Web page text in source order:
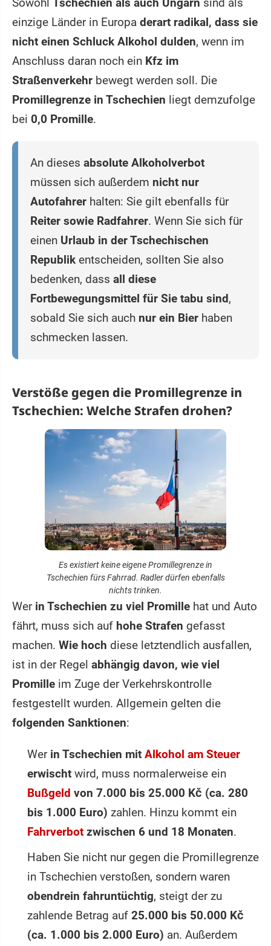
einzige Länder in Europa derart radikal, dass sie
nicht einen Schluck Alkohol dulden, wenn im
Anschluss daran noch ein Kfz im
Straßenverkehr bewegt werden soll. Die
Promillegrenze in Tschechien liegt demzufolge
bei 0,0 Promille.
An dieses absolute Alkoholverbot
müssen sich außerdem nicht nur
Autofahrer halten: Sie gilt ebenfalls für
Reiter sowie Radfahrer. Wenn Sie sich für
einen Urlaub in der Tschechischen
Republik entscheiden, sollten Sie also
bedenken, dass all diese
Fortbewegungsmittel für Sie tabu sind,
sobald Sie sich auch nur ein Bier haben
schmecken lassen.
Verstöße gegen die Promillegrenze in
Tschechien: Welche Strafen drohen?
Es existiert keine eigene Promillegrenze in
Tschechien fürs Fahrrad. Radler dürfen ebenfalls
nichts trinken.
Wer in Tschechien zu viel Promille hat und Auto
fährt, muss sich auf hohe Strafen gefasst
machen. Wie hoch diese letztendlich ausfallen,
ist in der Regel abhängig davon, wie viel
Promille im Zuge der Verkehrskontrolle
festgestellt wurden. Allgemein gelten die
folgenden Sanktionen:
Wer in Tschechien mit Alkohol am Steuer
erwischt wird, muss normalerweise ein
Bußgeld von 7.000 bis 25.000 Kč (ca. 280
bis 1.000 Euro) zahlen. Hinzu kommt ein
Fahrverbot zwischen 6 und 18 Monaten.
Haben Sie nicht nur gegen die Promillegrenze
in Tschechien verstoßen, sondern waren
obendrein fahruntüchtig, steigt der zu
zahlende Betrag auf 25.000 bis 50.000 Kč
(ca. 1.000 bis 2.000 Euro) an. Außerdem